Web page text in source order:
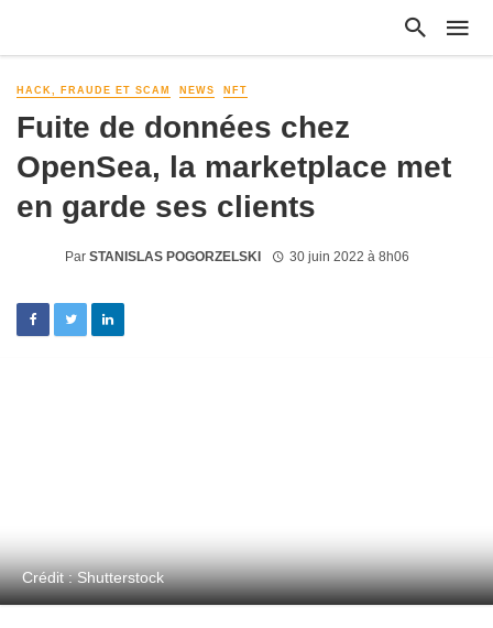
HACK, FRAUDE ET SCAM NEWS NFT
Fuite de données chez
OpenSea, la marketplace met
en garde ses clients
Par STANISLAS POGORZELSKI 30 juin 2022 à 8h06
Crédit : Shutterstock